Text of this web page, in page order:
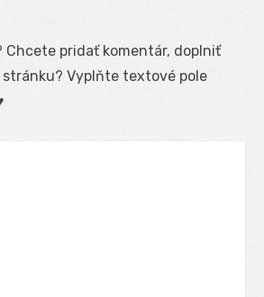
Chcete pridať komentár, doplniť
Vyplňte textové pole